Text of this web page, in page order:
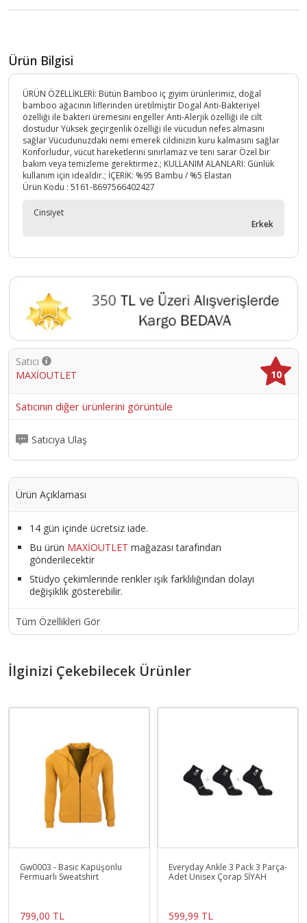
Ürün Bilgisi
ÜRÜN ÖZELLİKLERİ: Bütün Bamboo iç giyim ürünlerimiz, doğal
bamboo ağacının liflerinden üretilmiştir Dogal Anti-Bakteriyel
özelliği ile bakteri üremesini engeller Anti-Alerjik özelliği ile cilt
dostudur Yüksek geçirgenlik özelliği ile vücudun nefes almasını
sağlar Vücudunuzdaki nemi emerek cildinizin kuru kalmasını sağlar
Konforludur, vücut hareketlerini sınırlamaz ve teni sarar Özel bir
bakım veya temizleme gerektirmez.; KULLANIM ALANLARI: Günlük
kullanım için idealdir.; İÇERİK: %95 Bambu / %5 Elastan
Ürün Kodu : 5161-8697566402427
Cinsiyet
Erkek
Satıcı
MAXİOUTLET
10
Satıcının diğer ürünlerini görüntüle
Satıcıya Ulaş
Ürün Açıklaması
14 gün içinde ücretsiz iade.
Bu ürün MAXİOUTLET mağazası tarafından
gönderilecektir
Stüdyo çekimlerinde renkler ışık farklılığından dolayı
değişiklik gösterebilir.
Tüm Özellikleri Gör
İlginizi Çekebilecek Ürünler
Gw0003 - Basic Kapüşonlu
Fermuarlı Sweatshirt
799,00 TL
Everyday Ankle 3 Pack 3 Parça-
Adet Unisex Çorap SİYAH
599,99 TL